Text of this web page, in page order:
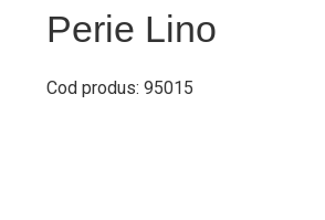
Perie Lino
Cod produs: 95015